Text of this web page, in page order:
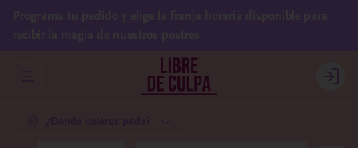
Login